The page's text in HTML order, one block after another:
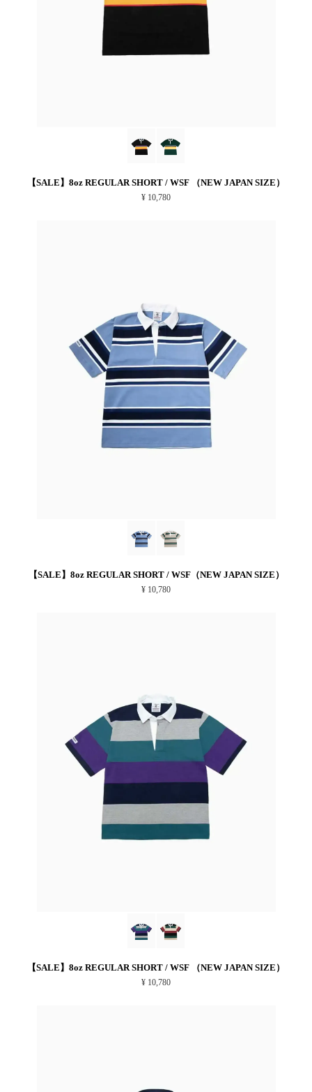
【SALE】8oz REGULAR SHORT / WSF （NEW JAPAN SIZE）
¥ 10,780
【SALE】8oz REGULAR SHORT / WSF（NEW JAPAN SIZE）
¥ 10,780
【SALE】8oz REGULAR SHORT / WSF （NEW JAPAN SIZE）
¥ 10,780